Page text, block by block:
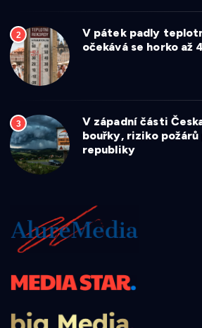
2
V pátek padly
očekává se horko až
3
V západní části
bouřky, riziko
republiky